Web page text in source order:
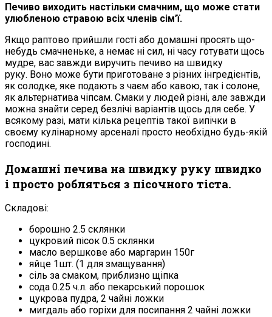
Печиво виходить настільки смачним, що може стати
улюбленою стравою всіх членів сім’ї.
Якщо раптово прийшли гості або домашні просять що-
небудь смачненьке, а немає ні сил, ні часу готувати щось
мудре, вас завжди виручить печиво на швидку
руку. Воно може бути приготоване з різних інгредієнтів,
як солодке, яке подають з чаєм або кавою, так і солоне,
як альтернатива чіпсам. Смаки у людей різні, але завжди
можна знайти серед безлічі варіантів щось для себе. У
всякому разі, мати кілька рецептів такої випічки в
своєму кулінарному арсеналі просто необхідно будь-якій
господині.
Домашні печива на швидку руку швидко
і просто робляться з пісочного тіста.
Складові:
борошно 2.5 склянки
цукровий пісок 0.5 склянки
масло вершкове або маргарин 150г
яйце 1шт. (1 для змащування)
сіль за смаком, приблизно щіпка
сода 0.25 ч.л. або пекарський порошок
цукрова пудра, 2 чайні ложки
мигдаль або горіхи для посипання 2 чайні ложки